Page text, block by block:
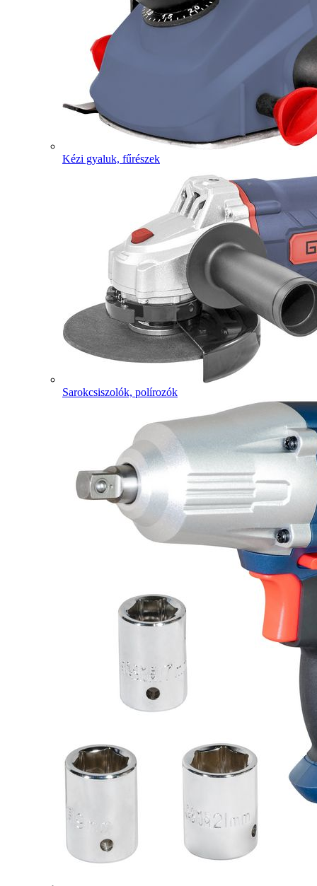
Kézi gyaluk, fűrészek
Sarokcsiszolók, polírozók